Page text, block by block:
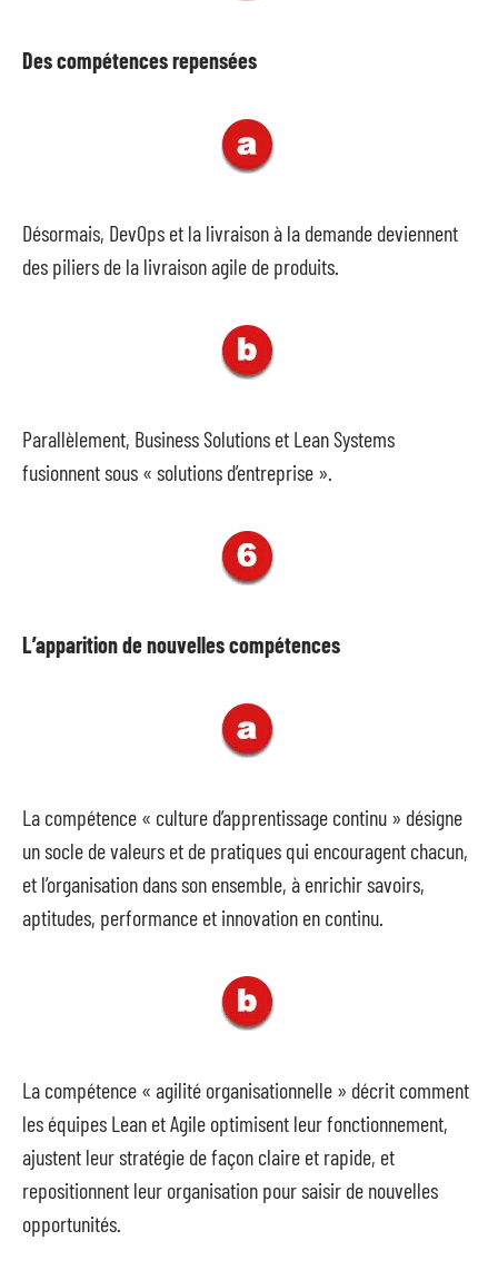
Des compétences repensées
Désormais, DevOps et la livraison à la demande deviennent
des piliers de la livraison agile de produits.
Parallèlement, Business Solutions et Lean Systems
fusionnent sous « solutions d’entreprise ».
L’apparition de nouvelles compétences
La compétence « culture d’apprentissage continu » désigne
un socle de valeurs et de pratiques qui encouragent chacun,
et l’organisation dans son ensemble, à enrichir savoirs,
aptitudes, performance et innovation en continu.
La compétence « agilité organisationnelle » décrit comment
les équipes Lean et Agile optimisent leur fonctionnement,
ajustent leur stratégie de façon claire et rapide, et
repositionnent leur organisation pour saisir de nouvelles
opportunités.